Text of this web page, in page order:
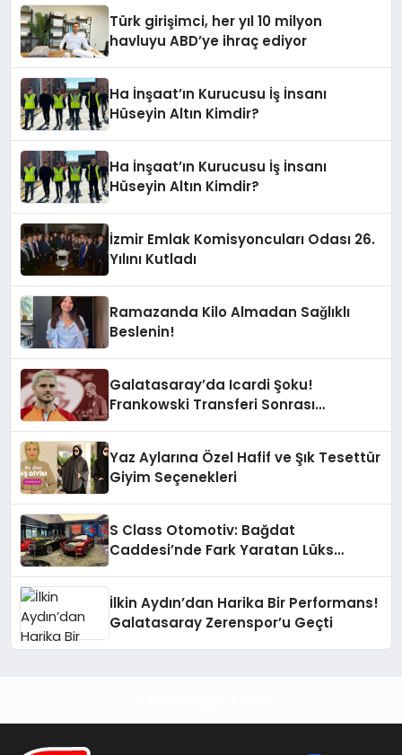
Türk girişimci, her yıl 10 milyon
havluyu ABD’ye ihraç ediyor
Ha İnşaat’ın Kurucusu İş İnsanı
Hüseyin Altın Kimdir?
Ha İnşaat’ın Kurucusu İş İnsanı
Hüseyin Altın Kimdir?
İzmir Emlak Komisyoncuları Odası 26.
Yılını Kutladı
Ramazanda Kilo Almadan Sağlıklı
Beslenin!
Galatasaray’da Icardi Şoku!
Frankowski Transferi Sonrası
Yaz Aylarına Özel Hafif ve Şık Tesettür
Giyim Seçenekleri
S Class Otomotiv: Bağdat
Caddesi’nde Fark Yaratan Lüks
İlkin Aydın’dan Harika Bir Performans!
Galatasaray Zerenspor’u Geçti